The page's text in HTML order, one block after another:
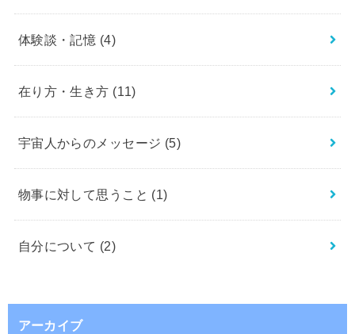
体験談・記憶 (4)
在り方・生き方 (11)
宇宙人からのメッセージ (5)
物事に対して思うこと (1)
自分について (2)
アーカイブ